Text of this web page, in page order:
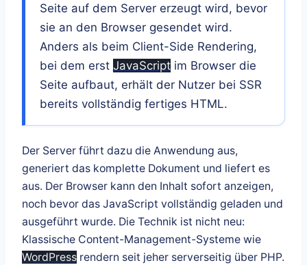
Seite auf dem Server erzeugt wird, bevor
sie an den Browser gesendet wird.
Anders als beim Client-Side Rendering,
bei dem erst JavaScriptim Browser die
Seite aufbaut, erhält der Nutzer bei SSR
bereits vollständig fertiges HTML.
Der Server führt dazu die Anwendung aus,
generiert das komplette Dokument und liefert es
aus. Der Browser kann den Inhalt sofort anzeigen,
noch bevor das JavaScript vollständig geladen und
ausgeführt wurde. Die Technik ist nicht neu:
Klassische Content-Management-Systeme wie
WordPress rendern seit jeher serverseitig über PHP.